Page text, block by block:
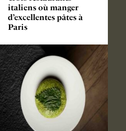
italiens où manger
d’excellentes pâtes à
Paris